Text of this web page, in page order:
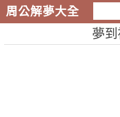
周公解夢大全
夢